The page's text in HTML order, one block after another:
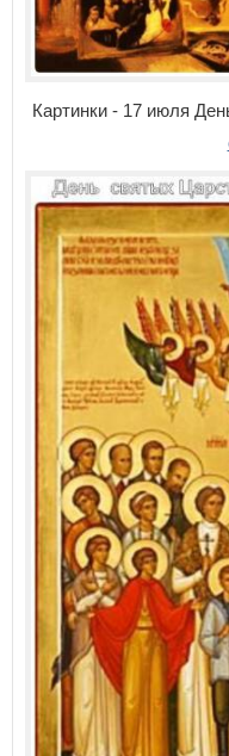
Картинки - 17 июля